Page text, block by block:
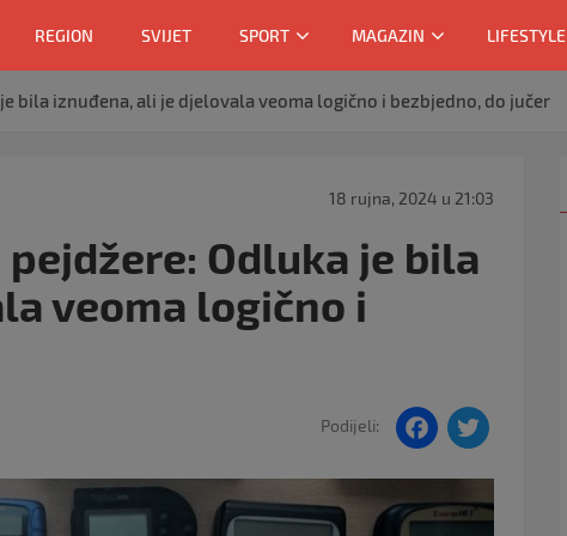
REGION SVIJET SPORT MAGAZIN LIFESTYLE
bila iznuđena, ali je djelovala veoma logično i bezbjedno, do jučer
18 rujna, 2024 u 21:03
Odluka je bila
veoma logično i
Podijeli:
F
c
itt